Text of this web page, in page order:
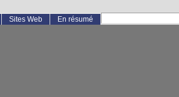
Sites Web En résumé